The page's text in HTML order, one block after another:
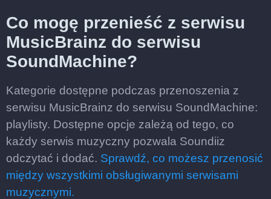
Co mogę przenieść z serwisu
MusicBrainz do serwisu
SoundMachine?
Kategorie dostępne podczas przenoszenia z
serwisu MusicBrainz do serwisu SoundMachine:
playlisty. Dostępne opcje zależą od tego, co
każdy serwis muzyczny pozwala Soundiiz
odczytać i dodać. Sprawdź, co możesz przenosić
między wszystkimi obsługiwanymi serwisami
muzycznymi.